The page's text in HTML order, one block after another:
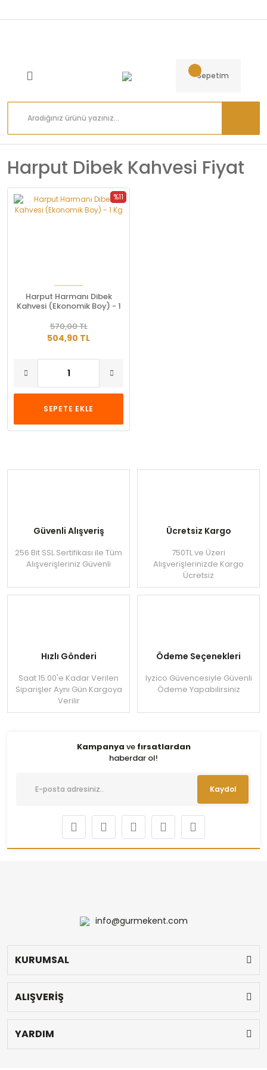
Sepetim
Harput Dibek Kahvesi Fiyat
%11
Harput Harmanı Dibek
Kahvesi (Ekonomik Boy) - 1
504,90 TL
570,00 TL
SEPETE EKLE
Güvenli Alışveriş
256 Bit SSL Sertifikası ile Tüm
Alışverişleriniz Güvenli
Ücretsiz Kargo
750TL ve Üzeri
Alışverişlerinizde Kargo
Ücretsiz
Hızlı Gönderi
Saat 15.00'e Kadar Verilen
Siparişler Aynı Gün Kargoya
Verilir
Ödeme Seçenekleri
Iyzico Güvencesiyle Güvenli
Ödeme Yapabilirsiniz
Kampanya ve fırsatlardan
haberdar ol!
Kaydol
info@gurmekent.com
KURUMSAL
ALIŞVERİŞ
YARDIM